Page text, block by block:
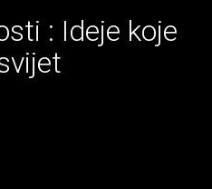
: Ideje koje